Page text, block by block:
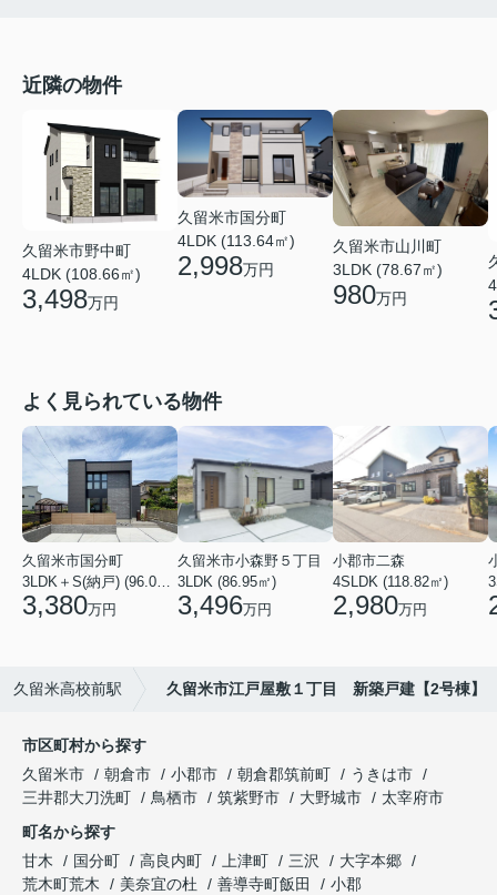
近隣の物件
久留米市野中町
4LDK (108.66㎡)
3,498万円
久留米市国分町
4LDK (113.64㎡)
2,998万円
久留米市山川町
3LDK (78.67㎡)
980万円
よく見られている物件
久留米市国分町
3,380万円
久留米市小森野５丁目
3LDK (86.95㎡)
3,496万円
小郡市二森
4SLDK (118.82㎡)
2,980万円
久留米高校前駅 久留米市江戸屋敷１丁目 新築戸建【2号棟】
市区町村から探す
久留米市
朝倉市 小郡市 朝倉郡筑前町
うきは市
三井郡大刀洗町
鳥栖市 筑紫野市 大野城市
太宰府市
町名から探す
甘木
国分町 高良内町 上津町 三沢
大字本郷
荒木町荒木
美奈宜の杜 善導寺町飯田
小郡